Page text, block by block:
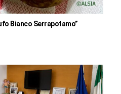
Bianco Serrapotamo”